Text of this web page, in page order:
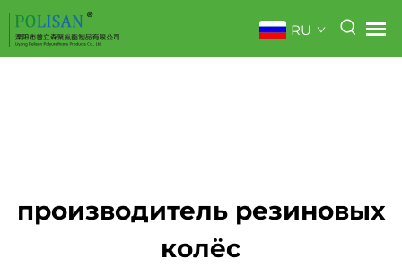
RU
производитель резиновых
колёс